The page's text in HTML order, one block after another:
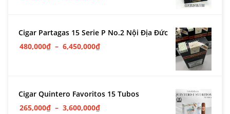
Cigar Partagas 15 Serie P No.2 Nội Địa Đức
480,000₫ – 6,450,000₫
Cigar Quintero Favoritos 15 Tubos
265,000₫ – 3,600,000₫